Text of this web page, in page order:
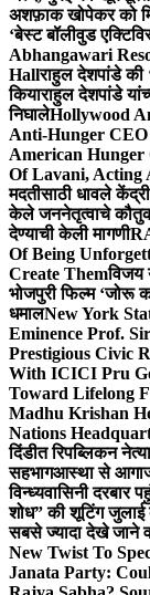
अशफ़ाक खोपेकर को
‘बेस्ट बॉलीवुड
Abhangawari
Hallराहुल देशपांडे की
कियाराहुल देशपांडे
निघालेHollywood
Anti-Hunger CEO
American Hunger
Of Lavani, Acting
मदतीसाठी धावले
केले जननेतृत्वाचे कौतुक,
देण्याची केली मागणी
Of Being
Create Themविजय
भोजपुरी फिल्म ‘जोरू
धमालNew York
Eminence Prof.
Prestigious Civic
With ICICI Pru
Toward Lifelong
Madhu Krishan
Nations
दिंडीत रिपब्लिकन
सहभागआस्था से
विन्ध्यवासिनी दरबार
शोध” की शूटिंग
सबसे ज्यादा देखे जाने
New Twist To
Janata Party: